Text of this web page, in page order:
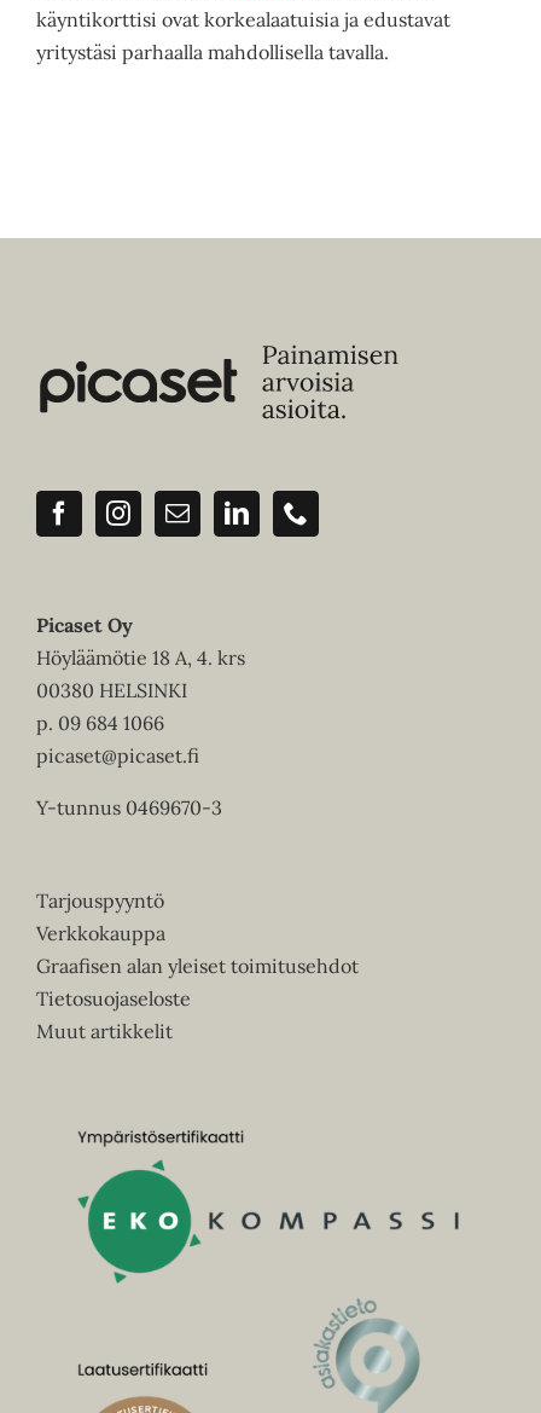
käyntikorttisi ovat korkealaatuisia ja edustavat
yritystäsi parhaalla mahdollisella tavalla.
Picaset Oy
Höyläämötie 18 A, 4. krs
00380 HELSINKI
p. 09 684 1066
picaset@picaset.fi
Y-tunnus 0469670-3
Tarjouspyyntö
Verkkokauppa
Graafisen alan yleiset toimitusehdot
Tietosuojaseloste
Muut artikkelit